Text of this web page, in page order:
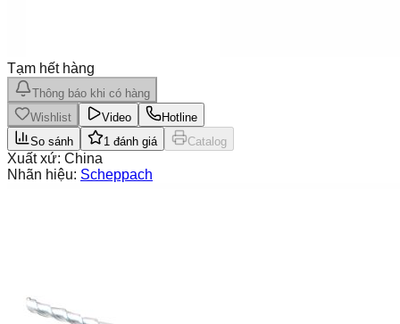
Tạm hết hàng
Thông báo khi có hàng
Wishlist
Video
Hotline
So sánh
1 đánh giá Catalog
Xuất xứ: China
Nhãn hiệu: Scheppach